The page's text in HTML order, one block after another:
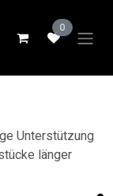
0
Unterstützung
länger